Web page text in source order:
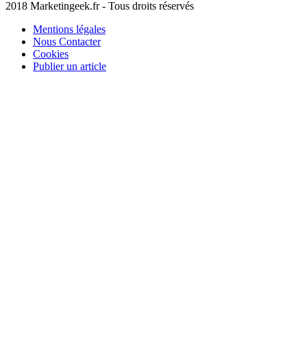
2018 Marketingeek.fr - Tous droits réservés
Mentions légales
Nous Contacter
Cookies
Publier un article